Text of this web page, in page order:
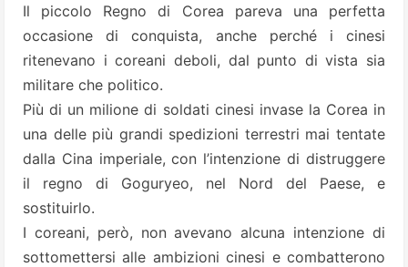
Il piccolo Regno di Corea pareva una perfetta
occasione di conquista, anche perché i cinesi
ritenevano i coreani deboli, dal punto di vista sia
militare che politico.
Più di un milione di soldati cinesi invase la Corea in
una delle più grandi spedizioni terrestri mai tentate
dalla Cina imperiale, con l’intenzione di distruggere
il regno di Goguryeo, nel Nord del Paese, e
sostituirlo.
I coreani, però, non avevano alcuna intenzione di
sottomettersi alle ambizioni cinesi e combatterono